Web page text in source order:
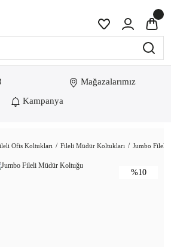
Mağazalarımız
Kampanya
Ofis Koltukları Fileli Müdür Koltukları Jumbo Fileli
%10